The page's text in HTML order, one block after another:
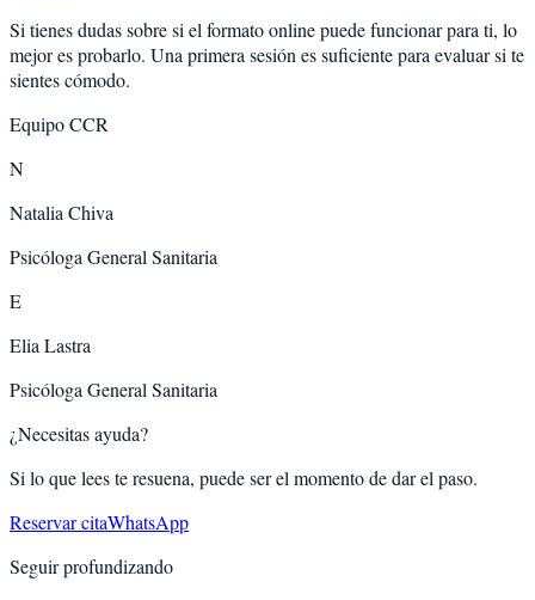
Si tienes dudas sobre si el formato online puede funcionar para ti, lo
mejor es probarlo. Una primera sesión es suficiente para evaluar si te
sientes cómodo.
Equipo CCR
N
Natalia Chiva
Psicóloga General Sanitaria
E
Elia Lastra
Psicóloga General Sanitaria
¿Necesitas ayuda?
Si lo que lees te resuena, puede ser el momento de dar el paso.
Reservar citaWhatsApp
Seguir profundizando